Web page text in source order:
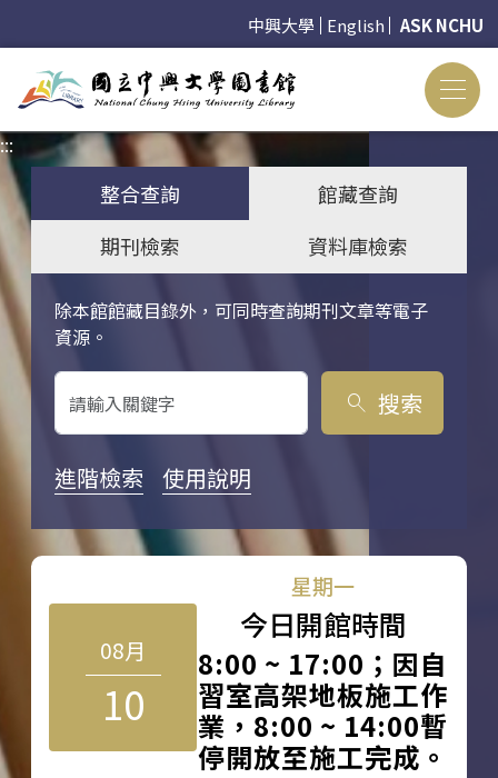
中興大學 English ASK NCHU
:::
整合查詢
館藏查詢
期刊檢索
資料庫檢索
除本館館藏目錄外，可同時查詢期刊文章等電子
資源。
關鍵字搜尋
search 搜索
進階檢索 使用說明
08月
10
星期一
今日開館時間
8:00 ~ 17:00；因自
習室高架地板施工作
業，8:00 ~ 14:00暫
停開放至施工完成。